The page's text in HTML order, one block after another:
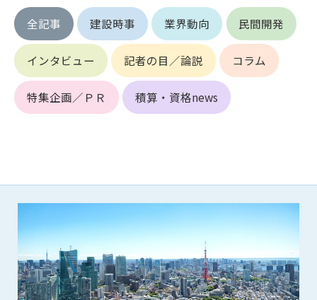
全記事 建設時事 業界動向 民間開発
インタビュー 記者の目／論説 コラム
特集企画／ＰＲ 積算・資格news
第5条（IDおよびパスワードの管理）
1. 会員は申込の際に管理者が発行したIDおよびパスワードの使
用および管理について責任を負うものとします。
2. 会員は、自己のIDおよびパスワードを、貸与、譲渡、売買、
その他形態を問わず、第三者に利用させることはできませ
3. 会員は、IDおよびパスワードの管理不十分、使用上の過誤、
1. 会員は建設資料館WEB上で以下の行為をしないものとしま
す。
(1) 第三者または管理者の著作権、その他知的所有権を侵害す
る行為
(2) 第三者または管理者の財産、プライバシー等を侵害する行
為
(3) 第三者または管理者を誹謗中傷する行為